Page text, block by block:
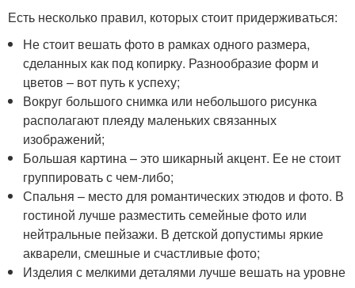
Есть несколько правил, которых стоит придерживаться:
Не стоит вешать фото в рамках одного размера,
сделанных как под копирку. Разнообразие форм и
цветов – вот путь к успеху;
Вокруг большого снимка или небольшого рисунка
располагают плеяду маленьких связанных
изображений;
Большая картина – это шикарный акцент. Ее не стоит
группировать с чем-либо;
Спальня – место для романтических этюдов и фото. В
гостиной лучше разместить семейные фото или
нейтральные пейзажи. В детской допустимы яркие
акварели, смешные и счастливые фото;
Изделия с мелкими деталями лучше вешать на уровне